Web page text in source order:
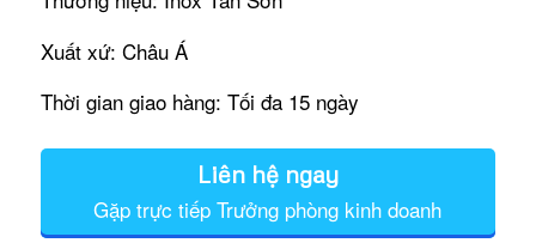
Xuất xứ: Châu Á
Thời gian giao hàng: Tối đa 15 ngày
Liên hệ ngay
Gặp trực tiếp Trưởng phòng kinh doanh